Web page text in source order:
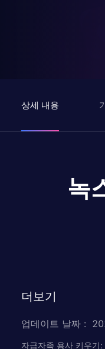
상세 내용
녹
더보기
업데이트 날짜 :
자급자족 용사 키우기